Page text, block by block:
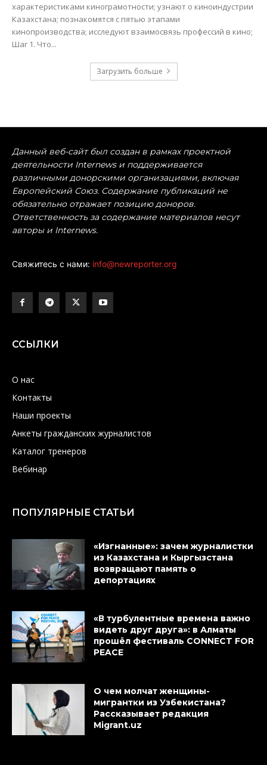
характеристиками кинограмотности; узнают о киноиндустрии
Казахстана; познакомятся с пятью этапами
кинопроизводства; исследуют взаимосвязь профессий в кино;
Шаг 1. Что...
Загрузить больше
Данный веб-сайт был создан в рамках проектной
деятельности Internews и поддерживается
различными донорскими организациями, включая
Европейский Союз. Содержание публикаций не
обязательно отражает позицию доноров.
Ответственность за содержание материалов несут
авторы и Internews.
Свяжитесь с нами: info@newreporter.org
ССЫЛКИ
О нас
Контакты
Наши проекты
Анкеты гражданских журналистов
Каталог тренеров
Вебинар
ПОПУЛЯРНЫЕ СТАТЬИ
«Изгнанные»: зачем журналистки
из Казахстана и Кыргызстана
возвращают память о
депортациях
«В турбулентные времена важно
видеть друг друга»: в Алматы
прошёл фестиваль CONNECT FOR
PEACE
О чем молчат женщины-
мигрантки из Узбекистана?
Рассказывает редакция
Migrant.uz